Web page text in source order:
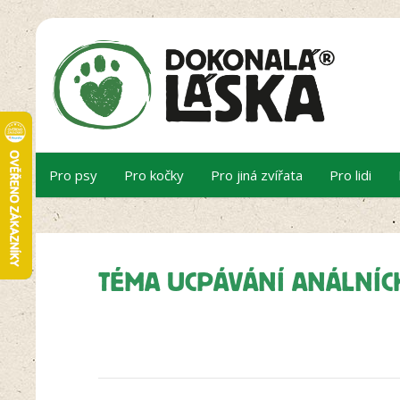
Pro psy Pro kočky Pro jiná zvířata Pro lidi
TÉMA UCPÁVÁNÍ